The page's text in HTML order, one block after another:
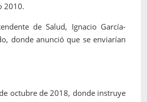
2010.
de Salud, Ignacio García-
donde anunció que se enviarían
octubre de 2018, donde instruye